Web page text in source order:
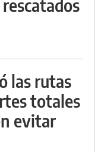
las rutas
totales
evitar